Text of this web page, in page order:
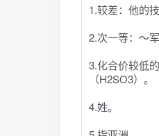
1.较差：他的
2.次一等：～
3.化合价较低
（H2SO3）。
4.姓。